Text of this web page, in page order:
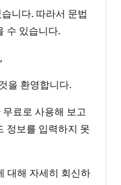
니다. 따라서 문법
수 있습니다.
을 환영합니다.
료로 사용해 보고
정보를 입력하지 못
대해 자세히 회신하